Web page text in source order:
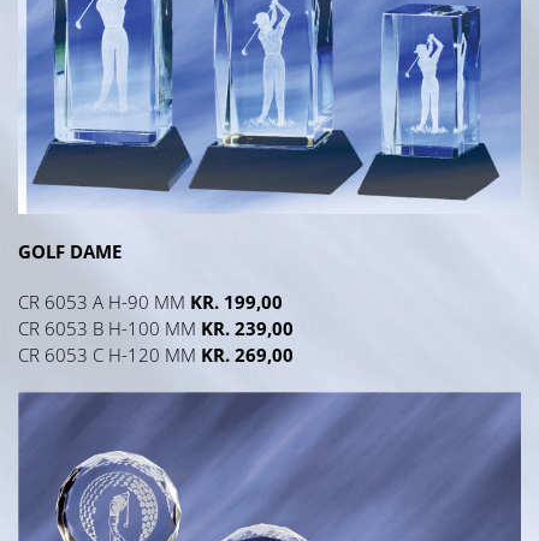
GOLF DAME
CR 6053 A H-90 MM KR. 199,00
CR 6053 B H-100 MM KR. 239,00
CR 6053 C H-120 MM KR. 269,00